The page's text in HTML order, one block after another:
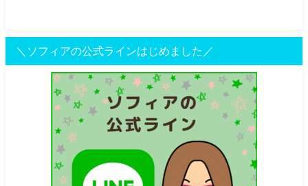
＼ソフィアの公式ラインはじめました／